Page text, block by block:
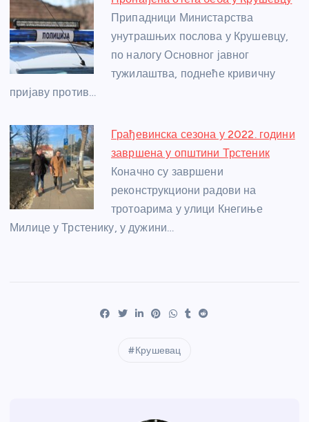
Припадници Министарства
унутрашњих послова у Крушевцу,
по налогу Основног јавног
тужилаштва, поднеће кривичну
пријаву против…
Грађевинска сезона у 2022. години
завршена у општини Трстеник
Коначно су завршени
реконструкциони радови на
тротоарима у улици Кнегиње
Милице у Трстенику, у дужини…
Крушевац